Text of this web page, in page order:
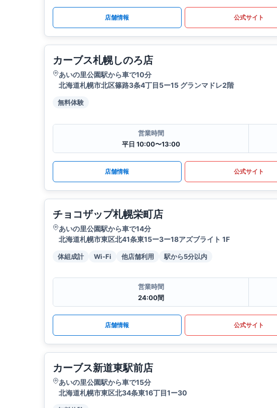
店舗情報 公式サイト
カーブス札幌しのろ店
あいの里公園駅から車で10分
北海道札幌市北区篠路3条4丁目5ー15 グランマドレ2階
無料体験
営業時間
平日 10:00〜13:00
店舗情報 公式サイト
チョコザップ札幌栄町店
あいの里公園駅から車で14分
北海道札幌市東区北41条東15ー3ー18アズブライト 1F
体組成計 Wi-Fi 他店舗利用 駅から5分以内
営業時間
24:00間
店舗情報 公式サイト
カーブス新道東駅前店
あいの里公園駅から車で15分
北海道札幌市東区北34条東16丁目1ー30